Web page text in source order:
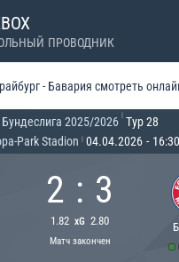
ПРОВОДНИК
- Бавария смотреть
Бундеслига 2025/2026 Тур 28
Park Stadion 04.04.2026 - 16:30
2 : 3
1.82 xG 2.80
Матч закончен